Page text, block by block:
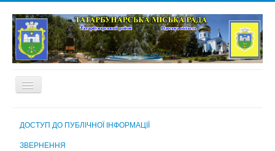
ДОСТУП ДО ПУБЛІЧНОЇ ІНФОРМАЦІЇ
ЗВЕРНЕННЯ